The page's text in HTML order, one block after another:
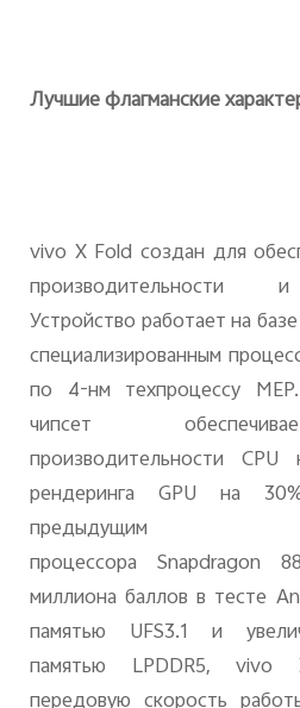
Лучшие флагманские
vivo X Fold создан для
производительности
Устройство работает на базе
специализированным
по 4-нм техпроцессу MEP
чипсет
производительностиCPU
рендеринга GPU на
предыдущим
процессораSnapdragon
миллиона баллов в тесте
памятью UFS3.1 и
памятью LPDDR5,vivo